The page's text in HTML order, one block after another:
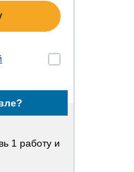
1 работу и